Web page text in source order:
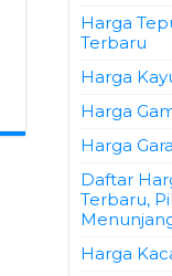
Harga
Terbaru
Harga
Harga
Harga
Daftar
Terbaru,
Harga